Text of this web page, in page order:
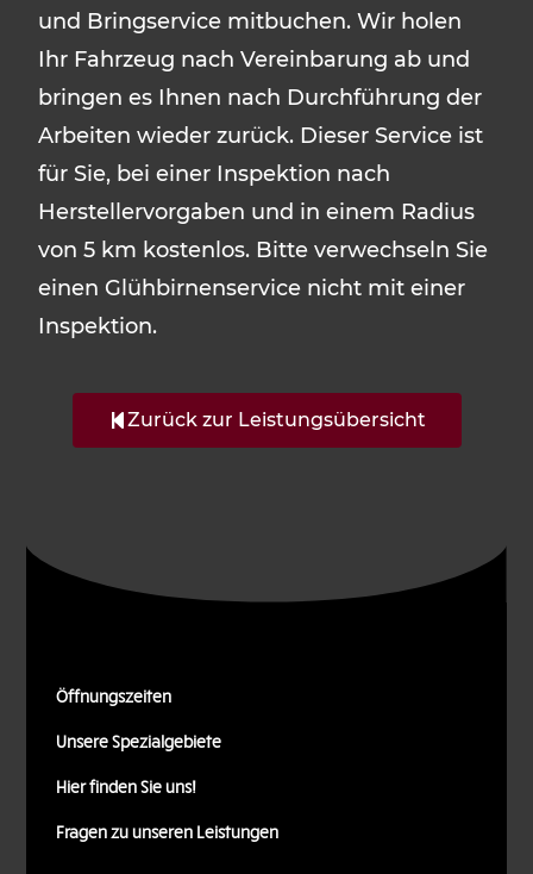
und Bringservice mitbuchen. Wir holen
Ihr Fahrzeug nach Vereinbarung ab und
bringen es Ihnen nach Durchführung der
Arbeiten wieder zurück. Dieser Service ist
für Sie, bei einer Inspektion nach
Herstellervorgaben und in einem Radius
von 5 km kostenlos. Bitte verwechseln Sie
einen Glühbirnenservice nicht mit einer
Inspektion.
Zurück zur Leistungsübersicht
Öffnungszeiten
Unsere Spezialgebiete
Hier finden Sie uns!
Fragen zu unseren Leistungen